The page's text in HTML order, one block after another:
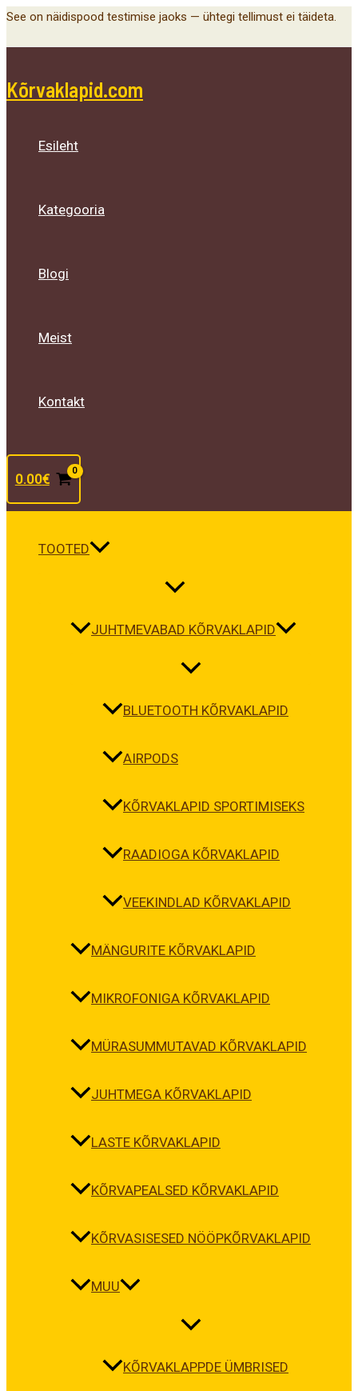
Skip
See on näidispood testimise jaoks — ühtegi tellimust ei täideta.
Kõrvaklapid.com
Esileht
Kategooria
Blogi
Meist
Kontakt
0.00€
TOOTED
Menu
Toggle
JUHTMEVABAD KÕRVAKLAPID
Menu
Toggle
BLUETOOTH KÕRVAKLAPID
AIRPODS
KÕRVAKLAPID SPORTIMISEKS
RAADIOGA KÕRVAKLAPID
VEEKINDLAD KÕRVAKLAPID
MÄNGURITE KÕRVAKLAPID
MIKROFONIGA KÕRVAKLAPID
MÜRASUMMUTAVAD KÕRVAKLAPID
JUHTMEGA KÕRVAKLAPID
LASTE KÕRVAKLAPID
KÕRVAPEALSED KÕRVAKLAPID
KÕRVASISESED NÖÖPKÕRVAKLAPID
MUU
Menu
Toggle
KÕRVAKLAPPDE ÜMBRISED
Main
Menu